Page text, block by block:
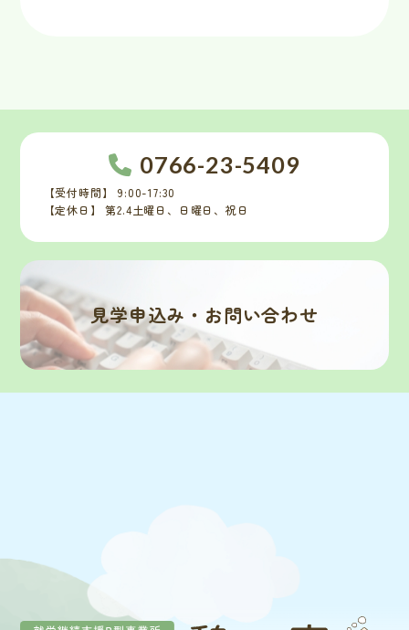
0766-23-5409
【受付時間】 9:00-17:30
【定休日】 第2.4土曜日、日曜日、祝日
見学申込み・お問い合わせ